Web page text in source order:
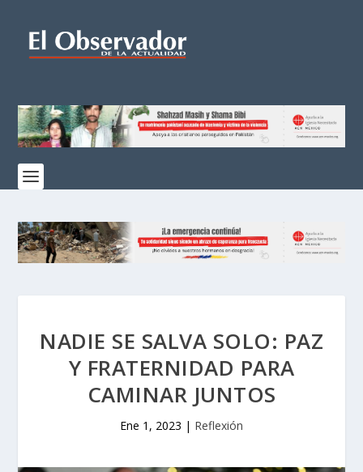
NADIE SE SALVA SOLO: PAZ
Y FRATERNIDAD PARA
CAMINAR JUNTOS
Ene 1, 2023 | Reflexión